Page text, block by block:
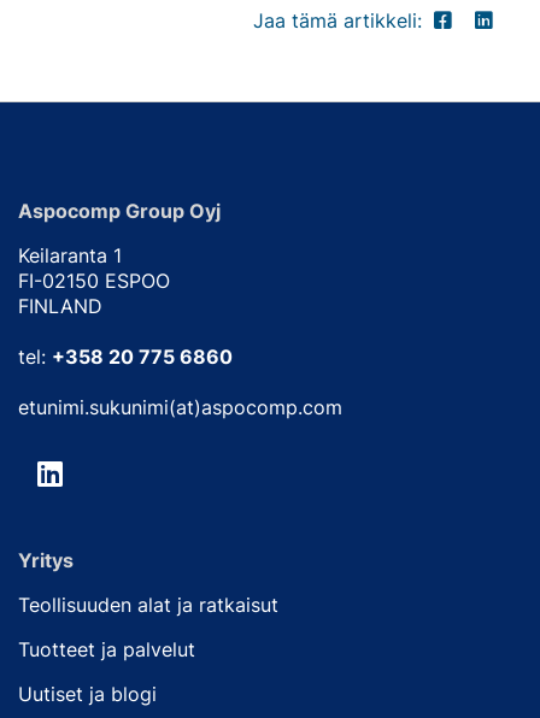
Jaa tämä artikkeli:
Aspocomp Group Oyj
Keilaranta 1
FI-02150 ESPOO
FINLAND
tel: +358 20 775 6860
etunimi.sukunimi(at)aspocomp.com
Yritys
Teollisuuden alat ja ratkaisut
Tuotteet ja palvelut
Uutiset ja blogi